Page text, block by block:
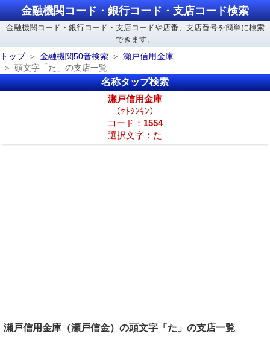
金融機関コード・銀行コード・支店コード検索
金融機関コード・銀行コード・支店コードや店番、支店番号を簡単に検索
できます。
トップ
金融機関50音検索
瀬戸信用金庫
頭文字「た」の支店一覧
名称タップ検索
瀬戸信用金庫
（ｾﾄｼﾝｷﾝ）
コード： 1554
選択文字：た
瀬戸信用金庫（瀬戸信金）の頭文字「た」の支店一覧